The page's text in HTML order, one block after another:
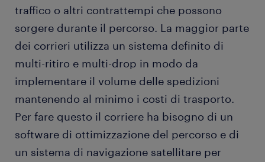
traffico o altri contrattempi che possono
sorgere durante il percorso. La maggior parte
dei corrieri utilizza un sistema definito di
multi-ritiro e multi-drop in modo da
implementare il volume delle spedizioni
mantenendo al minimo i costi di trasporto.
Per fare questo il corriere ha bisogno di un
software di ottimizzazione del percorso e di
un sistema di navigazione satellitare per